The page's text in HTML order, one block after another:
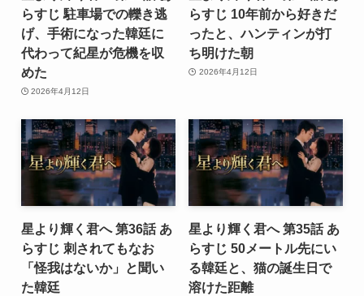
らすじ 駐車場での轢き逃
げ、手術になった韓廷に
代わって紀星が危機を収
めた
2026年4月12日
らすじ 10年前から好きだ
ったと、ハンティンが打
ち明けた朝
2026年4月12日
星より輝く君へ 第36話 あ
らすじ 刺されてもなお
「怪我はないか」と聞い
た韓廷
星より輝く君へ 第35話 あ
らすじ 50メートル先にい
る韓廷と、猫の誕生日で
溶けた距離